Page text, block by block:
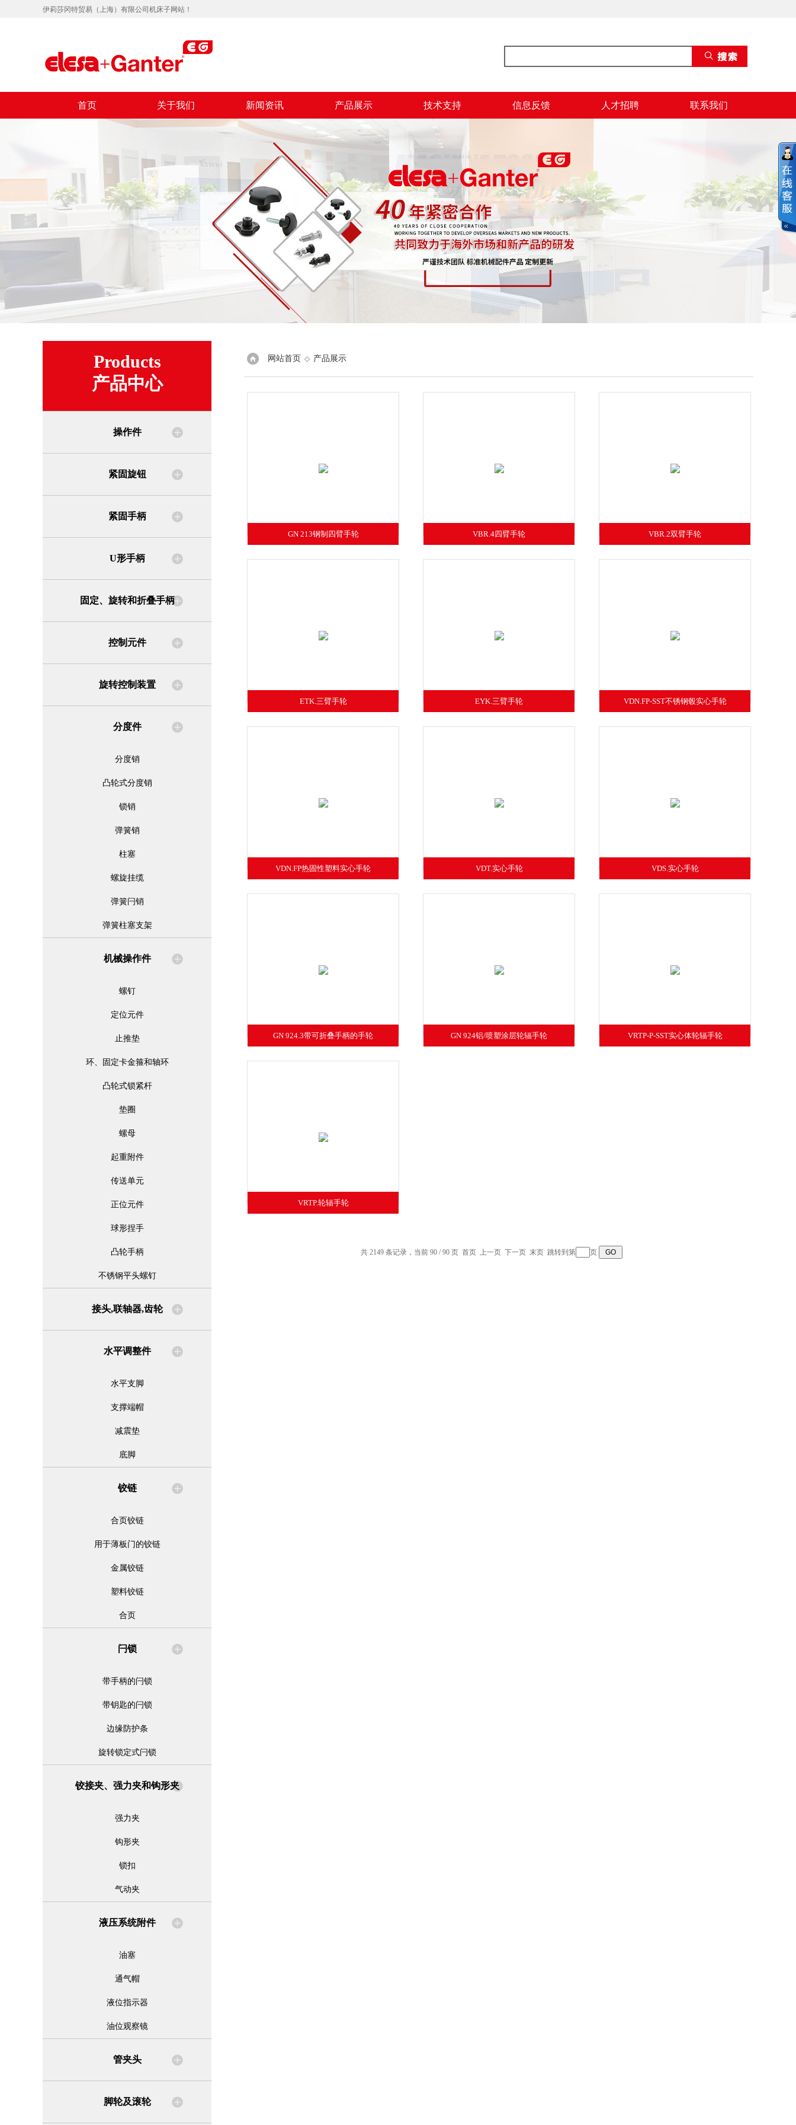
伊莉莎冈特贸易（上海）有限公司机床子网站！
首页 关于我们 新闻资讯 产品展示 技术支持 信息反馈 人才招聘 联系我们
Products
产品中心
操作件
紧固旋钮
紧固手柄
U形手柄
固定、旋转和折叠手柄
控制元件
旋转控制装置
分度件
分度销
凸轮式分度销
锁销
弹簧销
柱塞
螺旋挂缆
弹簧闩销
弹簧柱塞支架
机械操作件
螺钉
定位元件
止推垫
环、固定卡金箍和轴环
凸轮式锁紧杆
垫圈
螺母
起重附件
传送单元
正位元件
球形捏手
凸轮手柄
不锈钢平头螺钉
接头,联轴器,齿轮
水平调整件
水平支脚
支撑端帽
减震垫
底脚
铰链
合页铰链
用于薄板门的铰链
金属铰链
塑料铰链
合页
闩锁
带手柄的闩锁
带钥匙的闩锁
边缘防护条
旋转锁定式闩锁
铰接夹、强力夹和钩形夹
强力夹
钩形夹
锁扣
气动夹
液压系统附件
油塞
通气帽
液位指示器
油位观察镜
管夹头
脚轮及滚轮
网站首页 ◇ 产品展示
GN 213钢制四臂手轮 VBR.4四臂手轮 VBR.2双臂手轮
ETK.三臂手轮 EYK.三臂手轮 VDN.FP-SST不锈钢毂实心手轮
VDN.FP热固性塑料实心手轮 VDT.实心手轮 VDS.实心手轮
GN 924.3带可折叠手柄的手轮 GN 924铝/喷塑涂层轮辐手轮 VRTP-P-SST实心体轮辐手轮
VRTP.轮辐手轮
共 2149 条记录，当前 90 / 90 页 首页 上一页下一页 末页 跳转到第 页